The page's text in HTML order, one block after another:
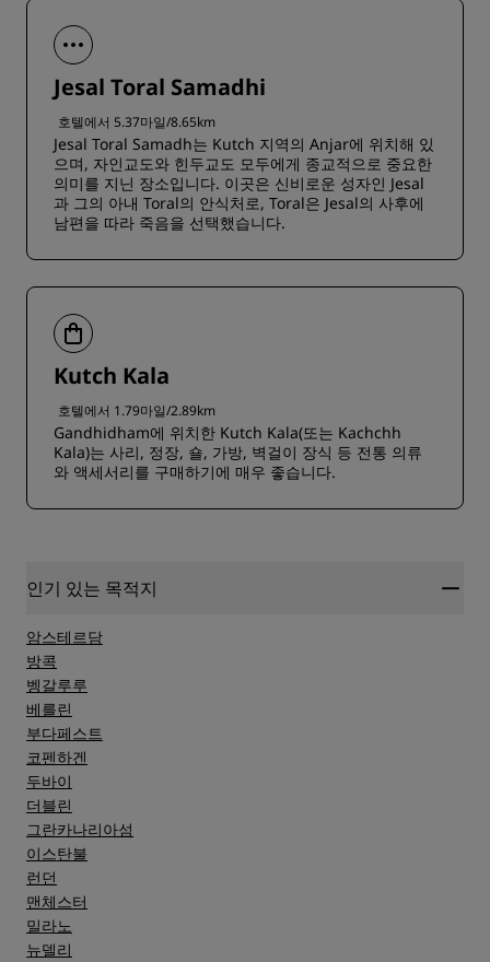
Jesal Toral Samadhi
호텔에서 5.37마일/8.65km
Jesal Toral Samadh는 Kutch 지역의 Anjar에 위치해 있
으며, 자인교도와 힌두교도 모두에게 종교적으로 중요한
의미를 지닌 장소입니다. 이곳은 신비로운 성자인 Jesal
과 그의 아내 Toral의 안식처로, Toral은 Jesal의 사후에
남편을 따라 죽음을 선택했습니다.
Kutch Kala
호텔에서 1.79마일/2.89km
Gandhidham에 위치한 Kutch Kala(또는 Kachchh
Kala)는 사리, 정장, 숄, 가방, 벽걸이 장식 등 전통 의류
와 액세서리를 구매하기에 매우 좋습니다.
인기 있는 목적지
암스테르담
방콕
벵갈루루
베를린
부다페스트
코펜하겐
두바이
더블린
그란카나리아섬
이스탄불
런던
맨체스터
밀라노
뉴델리